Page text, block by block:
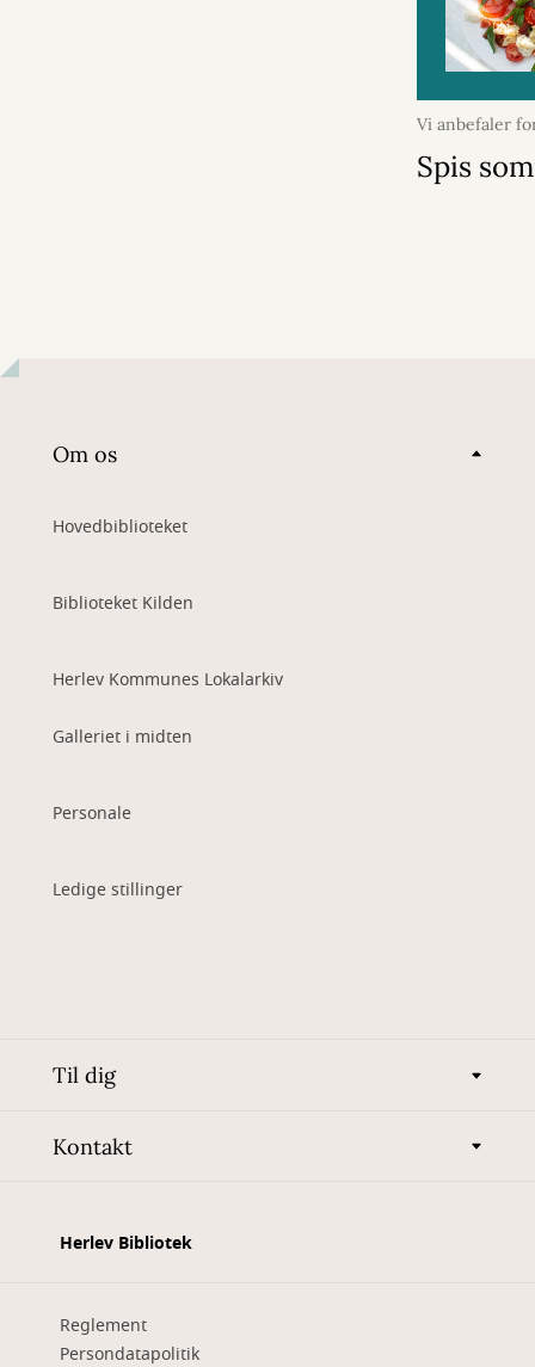
Vi anbefaler
maj 2026
Spis
Om os
Hovedbiblioteket
Biblioteket Kilden
Herlev Kommunes Lokalarkiv
Galleriet i midten
Personale
Ledige stillinger
Til dig
Kontakt
Herlev Bibliotek
Reglement
Persondatapolitik